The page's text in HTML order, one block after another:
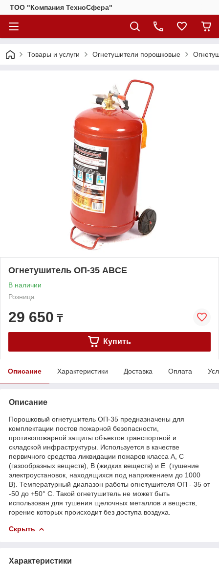
ТОО "Компания ТехноСфера"
Товары и услуги Огнетушители порошковые
Огнетушитель ОП-35 ABCE
В наличии
Розница
29 650 ₸
Купить
Описание Характеристики Доставка Оплата
Описание
Порошковый огнетушитель ОП-35 предназначены для
комплектации постов пожарной безопасности,
противопожарной защиты объектов транспортной и
складской инфраструктуры. Используется в качестве
первичного средства ликвидации пожаров класса А, С
(газообразных веществ), В (жидких веществ) и Е (тушение
электроустановок, находящихся под напряжением до 1000
В). Температурный диапазон работы огнетушителя ОП - 35 от
-50 до +50° С. Такой огнетушитель не может быть
использован для тушения щелочных металлов и веществ,
горение которых происходит без доступа воздуха.
Скрыть
Характеристики